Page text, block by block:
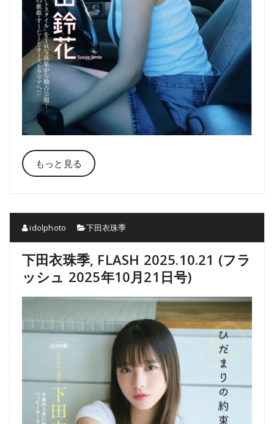
もっと見る
idolphoto 下田衣珠季
下田衣珠季, FLASH 2025.10.21 (フラ
ッシュ 2025年10月21日号)